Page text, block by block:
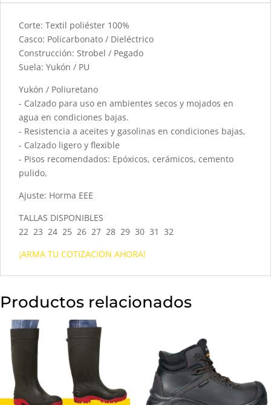
Corte: Textil poliéster 100%
Casco: Policarbonato / Dieléctrico
Construcción: Strobel / Pegado
Suela: Yukón / PU
Yukón / Poliuretano
- Calzado para uso en ambientes secos y mojados en
agua en condiciones bajas.
- Resistencia a aceites y gasolinas en condiciones bajas,
- Calzado ligero y flexible
- Pisos recomendados: Epóxicos, cerámicos, cemento
pulido,
Ajuste: Horma EEE
TALLAS DISPONIBLES
22 23 24 25 26 27 28 29 30 31 32
¡ARMA TU COTIZACIÓN AHORA!
Productos relacionados